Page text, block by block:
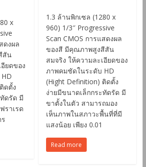
x
ดงผล
สัน
ยดของ
ดตั้ง
ดรัด มี
ราเรด
1.3 ล้านพิกเซล (1280 x
960) 1/3″ Progressive
Scan CMOS การแสดงผล
ของสี มีคุณภาพสูงสีสัน
สมจริง ให้ความละเอียดของ
ภาพคมชัดในระดับ HD
(Hight Definition) ติดตั้ง
ง่ายมีขนาดเล็กกระทัดรัด มี
ขาตั้งในตัว สามารถมอง
เห็นภาพในสภาวะพื้นที่ที่มี
แสงน้อย เพียง 0.01
Read more